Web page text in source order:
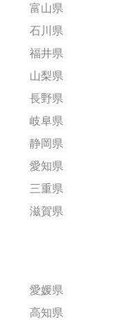
富山県
石川県
福井県
山梨県
長野県
岐阜県
静岡県
愛知県
三重県
滋賀県
愛媛県
高知県